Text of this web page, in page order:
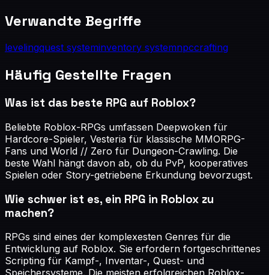
Verwandte Begriffe
levelingquest systeminventory systemnpccrafting
Häufig Gestellte Fragen
Was ist das beste RPG auf Roblox?
Beliebte Roblox-RPGs umfassen Deepwoken für
Hardcore-Spieler, Vesteria für klassische MMORPG-
Fans und World // Zero für Dungeon-Crawling. Die
beste Wahl hängt davon ab, ob du PvP, kooperatives
Spielen oder Story-getriebene Erkundung bevorzugst.
Wie schwer ist es, ein RPG in Roblox zu
machen?
RPGs sind eines der komplexesten Genres für die
Entwicklung auf Roblox. Sie erfordern fortgeschrittenes
Scripting für Kampf-, Inventar-, Quest- und